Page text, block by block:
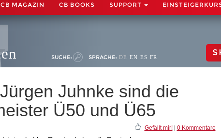
CB MAGAZIN CB BOOKS SUPPORT
SUCHE: SPRACHE: DE EN ES FR
Juhnke sind die
Ü50 und Ü65
Gefällt mir!| 0 Kommentare